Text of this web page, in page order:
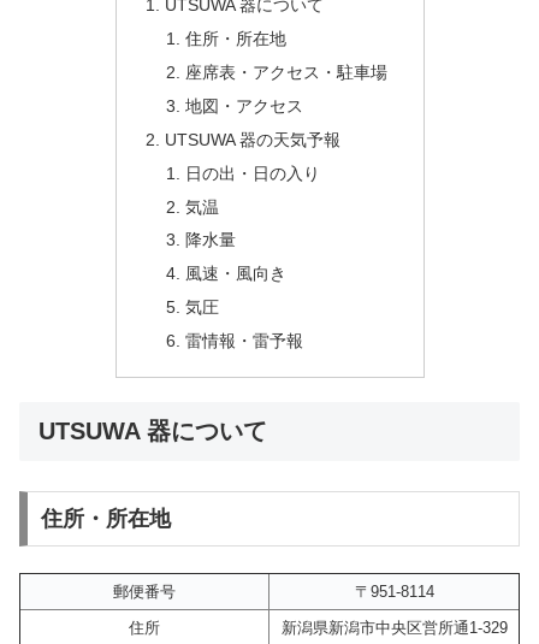
UTSUWA 器について
住所・所在地
座席表・アクセス・駐車場
地図・アクセス
UTSUWA 器の天気予報
日の出・日の入り
気温
降水量
風速・風向き
気圧
雷情報・雷予報
UTSUWA 器について
住所・所在地
郵便番号
〒951-8114
住所
新潟県新潟市中央区営所通1-329